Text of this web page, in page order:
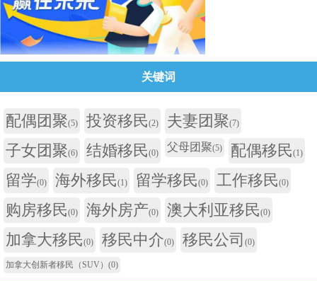
关键词
配偶团聚(5) 投资移民(2) 夫妻团聚(7)
子女团聚(6) 结婚移民(0) 父母团聚(5) 配偶移民(1)
留学(0) 海外移民(1) 留学移民(0) 工作移民(0)
购房移民(0) 海外房产(0) 澳大利亚移民(0)
加拿大移民(0) 移民中介(0) 移民公司 (0)
加拿大创新者移民（SUV） (0)